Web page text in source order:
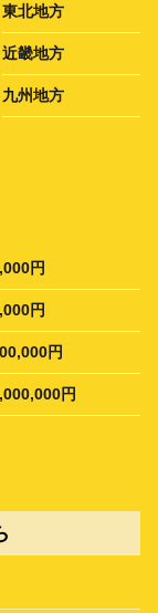
東北地方
近畿地方
九州地方
円
円
円
円